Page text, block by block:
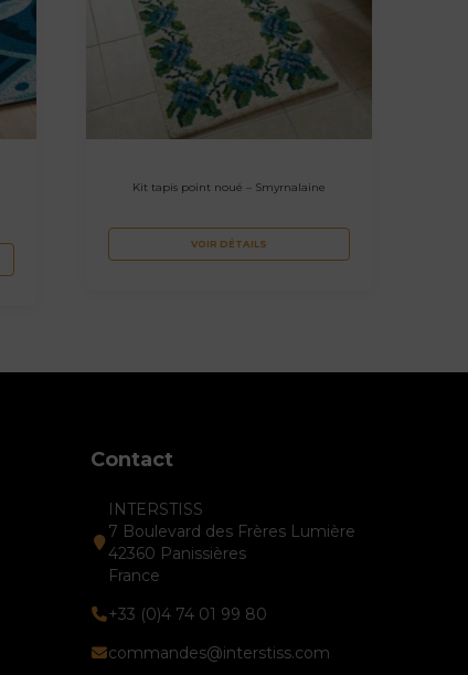
Kit tapis point noué – Smyrnalaine
VOIR DÉTAILS
Contact
INTERSTISS
7 Boulevard des Frères Lumière
42360 Panissières
France
+33 (0)4 74 01 99 80
commandes@interstiss.com